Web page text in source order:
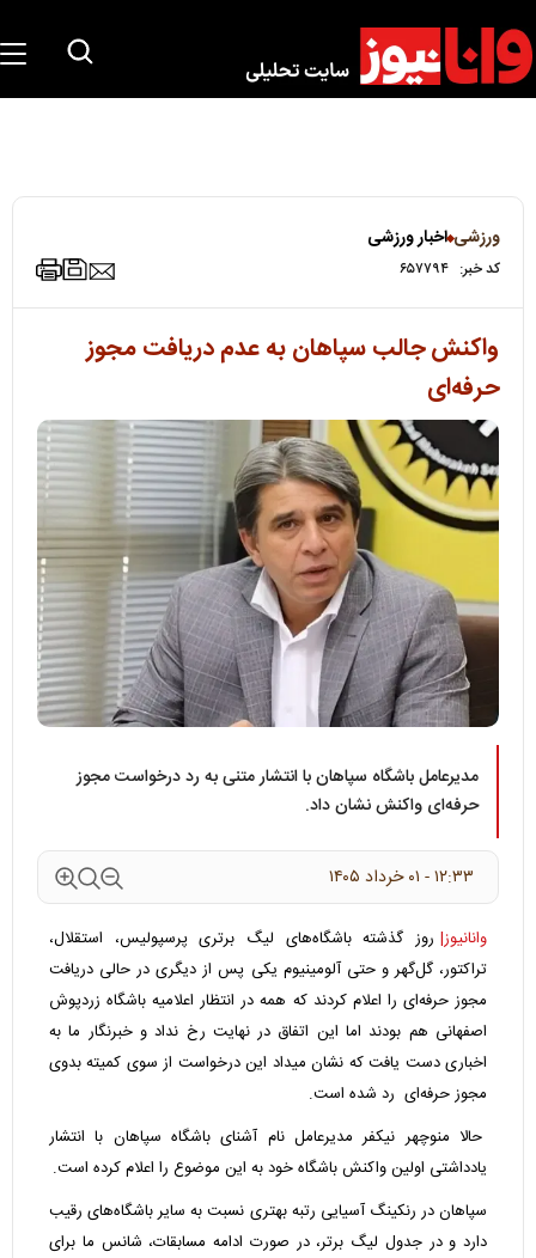
ورزشی اخبار ورزشی
کد خبر: ۶۵۷۷۹۴
واکنش جالب سپاهان به عدم دریافت مجوز
حرفه‌ای
مدیرعامل باشگاه سپاهان با انتشار متنی به رد درخواست مجوز
حرفه‌ای واکنش نشان داد.
۱۲:۳۳ - ۰۱ خرداد ۱۴۰۵
وانانیوز| روز گذشته باشگاه‌های لیگ برتری پرسپولیس، استقلال،
تراکتور، گل‌گهر و حتی آلومینیوم یکی پس از دیگری در حالی دریافت
مجوز حرفه‌ای را اعلام کردند که همه در انتظار اعلامیه باشگاه زردپوش
اصفهانی هم بودند اما این اتفاق در نهایت رخ نداد و خبرنگار ما به
اخباری دست یافت که نشان میداد این درخواست از سوی کمیته بدوی
مجوز حرفه‌ای رد شده است.
حالا منوچهر نیکفر مدیرعامل نام آشنای باشگاه سپاهان با انتشار
یادداشتی اولین واکنش باشگاه خود به این موضوع را اعلام کرده است.
سپاهان در رنکینگ آسیایی رتبه بهتری نسبت به سایر باشگاه‌های رقیب
دارد و در جدول لیگ برتر، در صورت ادامه مسابقات، شانس ما برای